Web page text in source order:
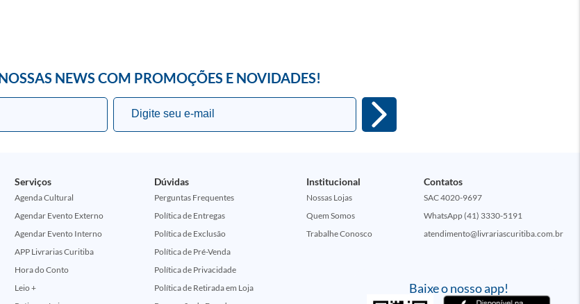
NEWS COM PROMOÇÕES E NOVIDADES!
Baixe o nosso app!
Serviços
Agenda Cultural
Agendar Evento Externo
Agendar Evento Interno
APP Livrarias Curitiba
Hora do Conto
Leio +
Dúvidas
Perguntas Frequentes
Política de Entregas
Política de Exclusão
Política de Pré-Venda
Política de Privacidade
Política de Retirada em Loja
Institucional
Nossas Lojas
Quem Somos
Trabalhe Conosco
Contatos
SAC 4020-9697
WhatsApp (41) 3330-5191
atendimento@livrariascuritiba.com.br